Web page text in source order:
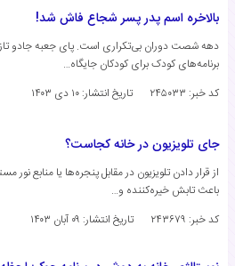
بالاخره اسم پدر پسر شجاع فاش شد!
دهه شصت دوران بی‌تکراری است. پای جعبه جادو
برنامه‌های کودک برای کودکان جایگاه…
کد خبر: ۲۴۵۰۳۳
تاریخ انتشار: ۱۰ دی ۱۴۰۳
جای تلویزیون در خانه کجاست؟
از قرار دادن تلویزیون در مقابل پنجره‌ها یا منابع نور
باعث تابش خیره‌کننده و…
کد خبر: ۲۴۳۶۷۹
تاریخ انتشار: ۰۹ آبان ۱۴۰۳